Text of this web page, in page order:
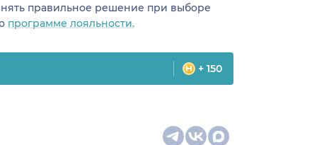
правильное решение при выборе
программе лояльности.
+ 150